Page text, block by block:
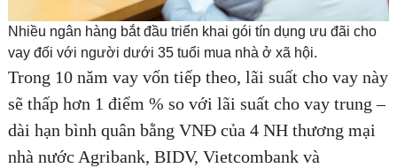
Nhiều ngân hàng bắt đầu triển khai gói tín dụng ưu đãi cho
vay đối với người dưới 35 tuổi mua nhà ở xã hội.
Trong 10 năm vay vốn tiếp theo, lãi suất cho vay này
sẽ thấp hơn 1 điểm % so với lãi suất cho vay trung –
dài hạn bình quân bằng VNĐ của 4 NH thương mại
nhà nước Agribank, BIDV, Vietcombank và